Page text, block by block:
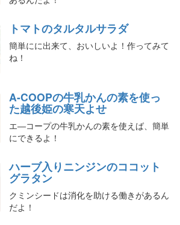
トマトのタルタルサラダ
簡単にに出来て、おいしいよ！作ってみて
ね！
A-COOPの牛乳かんの素を使っ
た越後姫の寒天よせ
エ―コープの牛乳かんの素を使えば、簡単
にできるよ！
ハーブ入りニンジンのココット
グラタン
クミンシードは消化を助ける働きがあるん
だよ！